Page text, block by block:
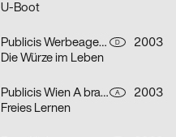
U-Boot
Publicis Werbeagentur GmbH D
2003
Die Würze im Leben
Publicis Wien A brand of Publicis Group Austria A
2003
Freies Lernen